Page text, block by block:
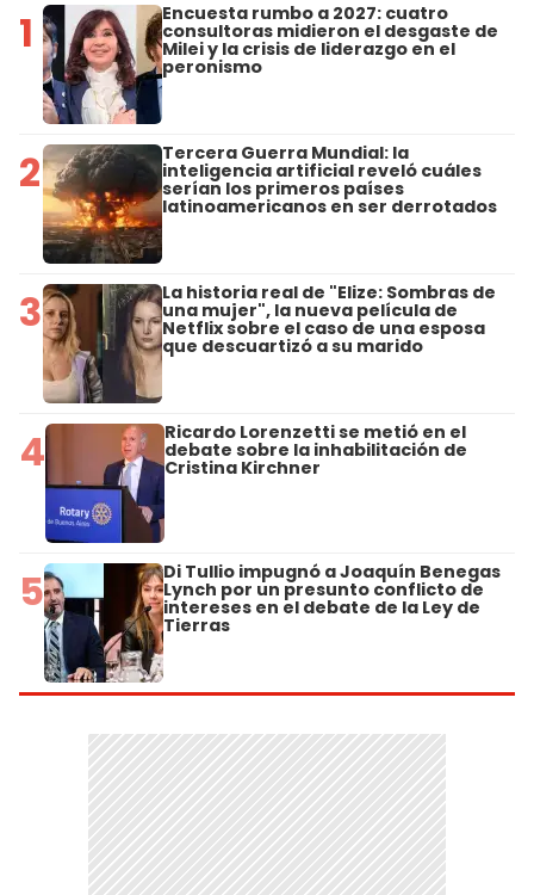
1 Encuesta rumbo a 2027: cuatro
consultoras midieron el desgaste de
Milei y la crisis de liderazgo en el
peronismo
2 Tercera Guerra Mundial: la
inteligencia artificial reveló cuáles
serían los primeros países
latinoamericanos en ser derrotados
3 La historia real de "Elize: Sombras de
una mujer", la nueva película de
Netflix sobre el caso de una esposa
que descuartizó a su marido
4 Ricardo Lorenzetti se metió en el
debate sobre la inhabilitación de
Cristina Kirchner
5 Di Tullio impugnó a Joaquín Benegas
Lynch por un presunto conflicto de
intereses en el debate de la Ley de
Tierras